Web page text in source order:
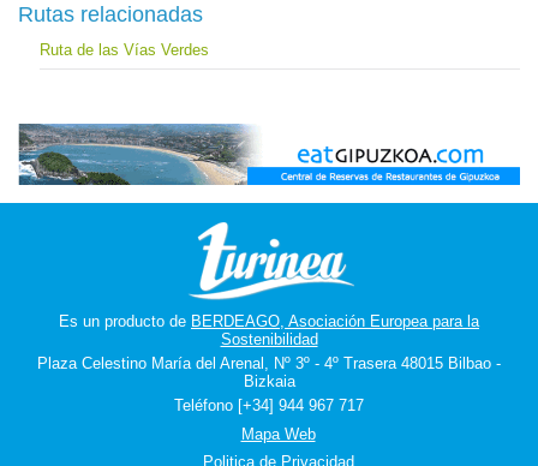
Rutas relacionadas
Ruta de las Vías Verdes
Es un producto de BERDEAGO, Asociación Europea para la
Sostenibilidad
Plaza Celestino María del Arenal, Nº 3º - 4º Trasera 48015 Bilbao -
Bizkaia
Teléfono [+34] 944 967 717
Mapa Web
Politica de Privacidad